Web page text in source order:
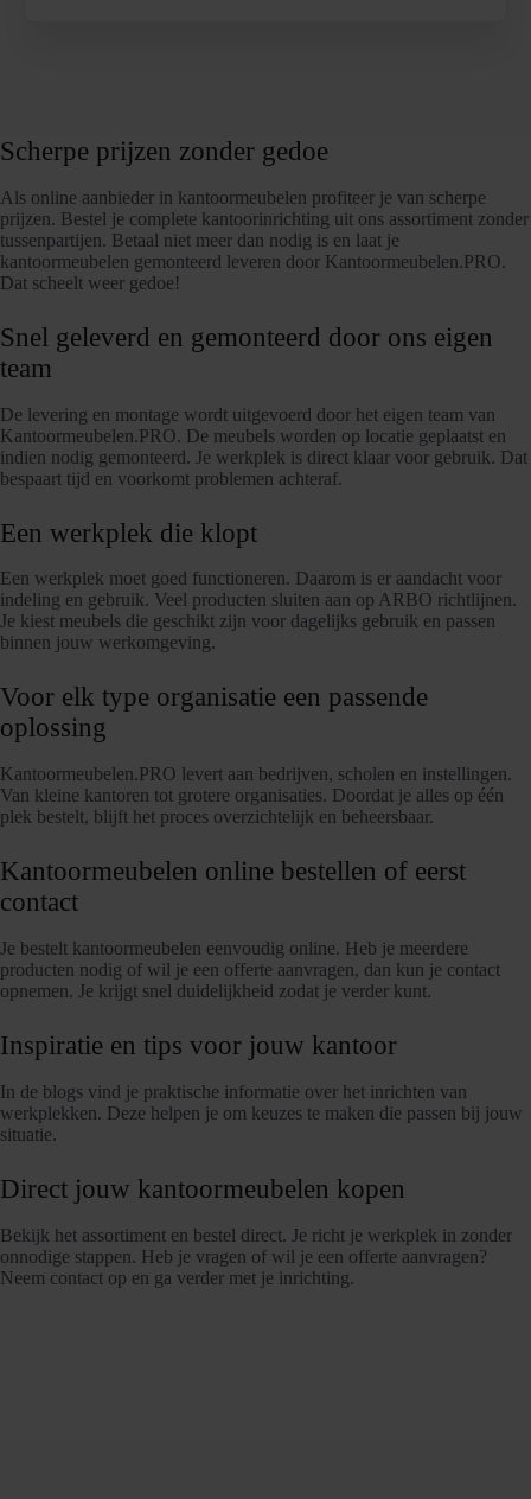
Scherpe prijzen zonder gedoe
Als online aanbieder in kantoormeubelen profiteer je van scherpe
prijzen. Bestel je complete kantoorinrichting uit ons assortiment zonder
tussenpartijen. Betaal niet meer dan nodig is en laat je
kantoormeubelen gemonteerd leveren door Kantoormeubelen.PRO.
Dat scheelt weer gedoe!
Snel geleverd en gemonteerd door ons eigen
team
De levering en montage wordt uitgevoerd door het eigen team van
Kantoormeubelen.PRO. De meubels worden op locatie geplaatst en
indien nodig gemonteerd. Je werkplek is direct klaar voor gebruik. Dat
bespaart tijd en voorkomt problemen achteraf.
Een werkplek die klopt
Een werkplek moet goed functioneren. Daarom is er aandacht voor
indeling en gebruik. Veel producten sluiten aan op ARBO richtlijnen.
Je kiest meubels die geschikt zijn voor dagelijks gebruik en passen
binnen jouw werkomgeving.
Voor elk type organisatie een passende
oplossing
Kantoormeubelen.PRO levert aan bedrijven, scholen en instellingen.
Van kleine kantoren tot grotere organisaties. Doordat je alles op één
plek bestelt, blijft het proces overzichtelijk en beheersbaar.
Kantoormeubelen online bestellen of eerst
contact
Je bestelt kantoormeubelen eenvoudig online. Heb je meerdere
producten nodig of wil je een offerte aanvragen, dan kun je contact
opnemen. Je krijgt snel duidelijkheid zodat je verder kunt.
Inspiratie en tips voor jouw kantoor
In de blogs vind je praktische informatie over het inrichten van
werkplekken. Deze helpen je om keuzes te maken die passen bij jouw
situatie.
Direct jouw kantoormeubelen kopen
Bekijk het assortiment en bestel direct. Je richt je werkplek in zonder
onnodige stappen. Heb je vragen of wil je een offerte aanvragen?
Neem contact op en ga verder met je inrichting.